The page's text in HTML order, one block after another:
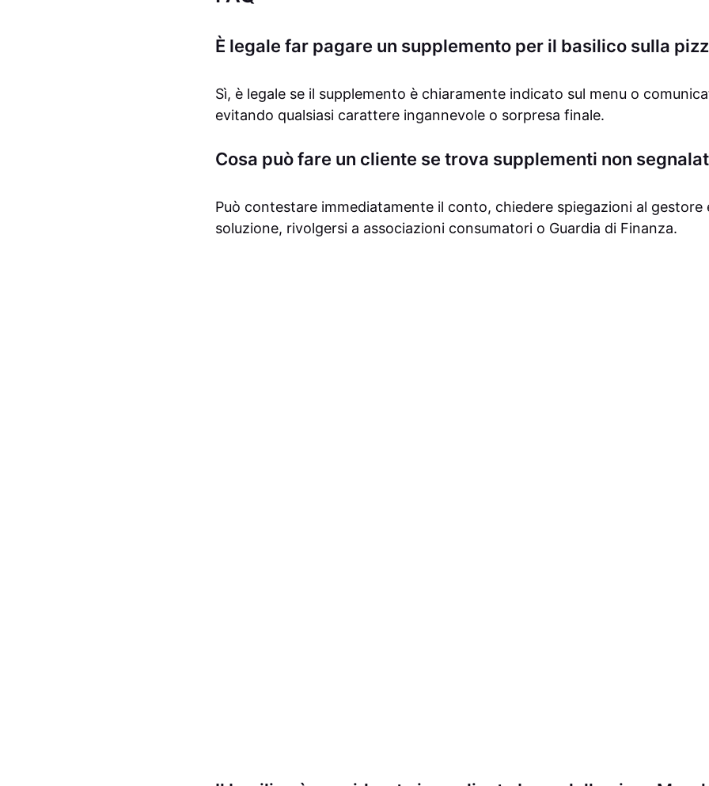
È legale far pagare un supplemento per il basilico sulla
Sì, è legale se il supplemento è chiaramente indicato sul menu o
evitando qualsiasi carattere ingannevole o sorpresa finale.
Cosa può fare un cliente se trova supplementi non
Può contestare immediatamente il conto, chiedere spiegazioni al gestore
soluzione, rivolgersi a associazioni consumatori o Guardia di Finanza.